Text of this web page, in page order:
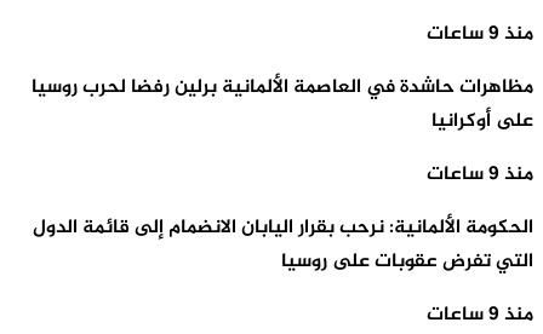
منذ 9 ساعات
مظاهرات حاشدة في العاصمة الألمانية برلين رفضا لحرب روسيا
على أوكرانيا
منذ 9 ساعات
الحكومة الألمانية: نرحب بقرار اليابان الانضمام إلى قائمة الدول
التي تفرض عقوبات على روسيا
منذ 9 ساعات